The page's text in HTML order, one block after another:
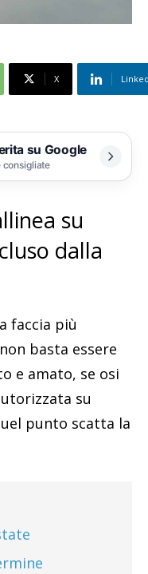
X
su Google
consigliate
su
dalla
faccia più
basta essere
e amato, se osi
su
punto scatta la